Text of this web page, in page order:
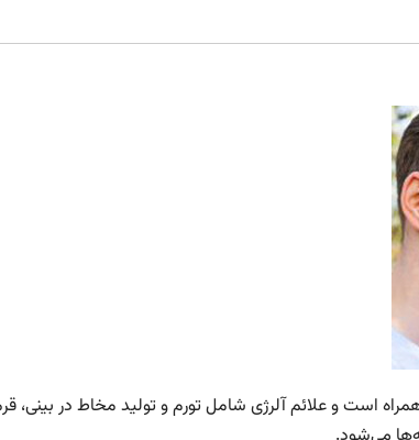
همراه است و علائم آلرژی شامل تورم و تولید مخاط در